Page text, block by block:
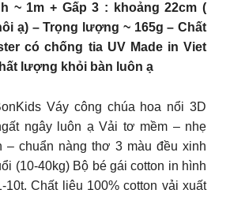
~ 1m + Gấp 3 : khoảng 22cm (
ạ) – Trọng lượng ~ 165g – Chất
có chống tia UV Made in Viet
lượng khỏi bàn luôn ạ
Váy công chúa hoa nổi 3D
ngây luôn ạ Vải tơ mềm – nhẹ
– chuẩn nàng thơ 3 màu đều xinh
(10-40kg) Bộ bé gái cotton in hình
10t. Chất liêu 100% cotton vải xuất